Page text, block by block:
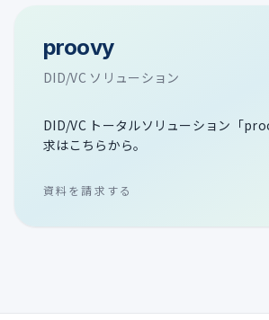
proovy
DID/VC ソリューション
DID/VC トータルソリューション「
求はこちらから。
資料を請求する